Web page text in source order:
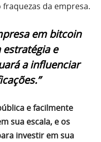
fraquezas da empresa.
em bitcoin
estratégia e
a influenciar
e facilmente
sua escala, e os
investir em sua